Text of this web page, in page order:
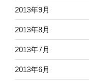
2013年9月
2013年8月
2013年7月
2013年6月